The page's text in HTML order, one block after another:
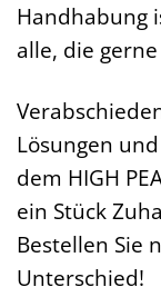
Handhabung
alle, die
Lösungen
dem HIGH
ein Stück
Bestellen Sie
Unterschied!